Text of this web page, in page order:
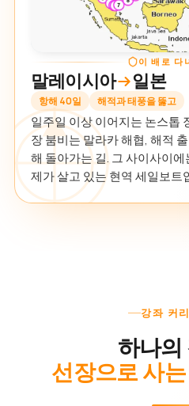
이 배로 다
말레이시아 일본
항해 40일 해적과 태풍을 뚫고
일주일 이상 이어지는 논스톱
장 붐비는 말라카 해협, 해적
해 돌아가는 길. 그 사이사이
제가 살고 있는 현역 세일보트
강좌 커
하나의
선장으로 사